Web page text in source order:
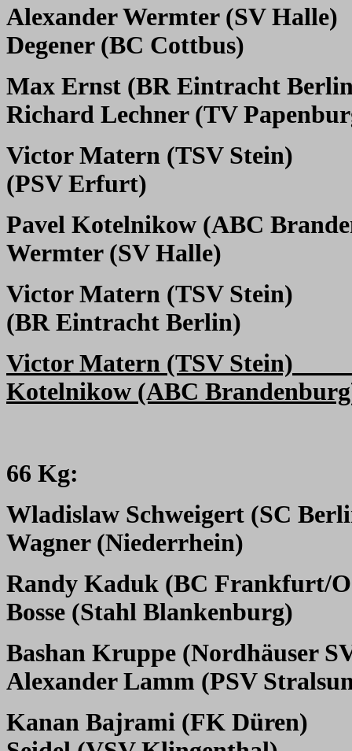
Alexander Wermter (SV Halle)
Degener (BC Cottbus)
Max Ernst (BR Eintracht
Richard Lechner (TV
Victor Matern (TSV Stein)
(PSV Erfurt)
Pavel Kotelnikow (ABC
Wermter (SV Halle)
Victor Matern (TSV Stein)
(BR Eintracht Berlin)
Victor Matern (TSV Stein)
Kotelnikow (ABC
66 Kg:
Wladislaw Schweigert (SC
Wagner (Niederrhein)
Randy Kaduk (BC Frankfurt/
Bosse (Stahl Blankenburg)
Bashan Kruppe (Nordhäuser
Alexander Lamm (PSV
Kanan Bajrami (FK Düren)